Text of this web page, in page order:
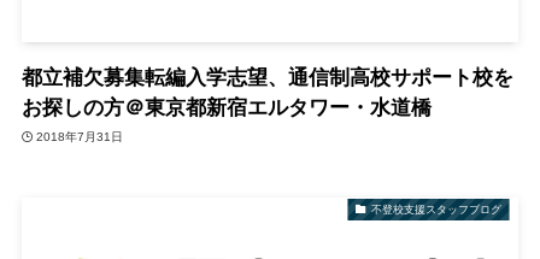
都立補欠募集転編入学志望、通信制高校サポート校を
お探しの方＠東京都新宿エルタワー・水道橋
2018年7月31日
不登校支援スタッフブログ